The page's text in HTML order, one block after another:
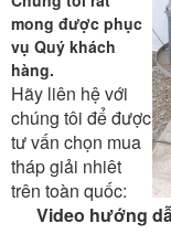
mong được phục
vụ Quý khách
hàng.
Hãy liên hệ với
chúng tôi để được
tư vấn chọn mua
tháp giải nhiêt
trên toàn quốc:
Video hướng